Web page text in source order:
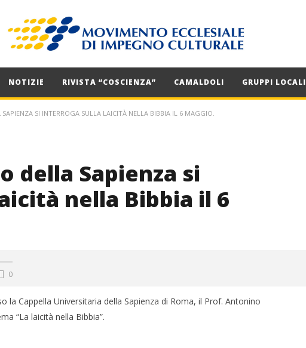
NOTIZIE RIVISTA “COSCIENZA” CAMALDOLI GRUPPI LOCALI
SI INTERROGA SULLA LAICITÀ NELLA BIBBIA IL 6 MAGGIO.
della Sapienza si
nella Bibbia il 6
0
la Cappella Universitaria della Sapienza di Roma, il Prof. Antonino
“La laicità nella Bibbia”.